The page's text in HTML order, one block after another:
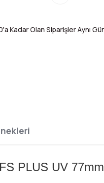
Kadar Olan Siparişler Aynı
PLUS UV